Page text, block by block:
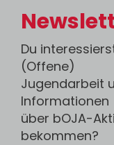
Du
(Offene)
Jugendarbeit
Informationen
über bOJA-
bekommen?